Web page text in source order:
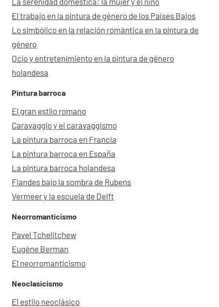
El trabajo en la pintura de género de los Países Bajos
Lo simbólico en la relación romántica en la pintura de
género
Ocio y entretenimiento en la pintura de género
holandesa
Pintura barroca
El gran estilo romano
Caravaggio y el caravaggismo
La pintura barroca en Francia
La pintura barroca en España
La pintura barroca holandesa
Flandes bajo la sombra de Rubens
Vermeer y la escuela de Delft
Neorromanticismo
Pavel Tchelitchew
Eugène Berman
El neorromanticismo
Neoclasicismo
El estilo neoclásico